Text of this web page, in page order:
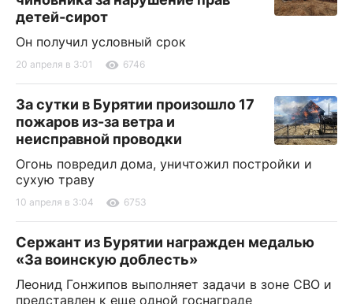
детей-сирот
Он получил условный срок
20 апреля в 3:01 6746
За сутки в Бурятии произошло 17
пожаров из-за ветра и
неисправной проводки
Огонь повредил дома, уничтожил постройки и
сухую траву
10 апреля в 3:04 6753
Сержант из Бурятии награжден медалью
«За воинскую доблесть»
Леонид Гонжипов выполняет задачи в зоне СВО и
представлен к еще одной госнаграде